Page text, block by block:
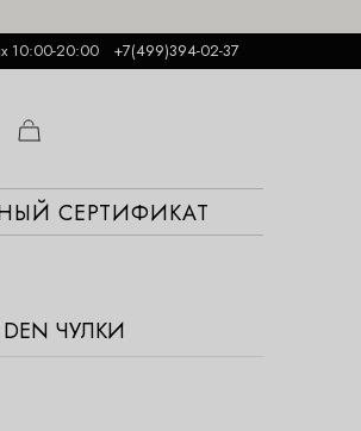
10:00-20:00 +7(499)394-02-37
СЕРТИФИКАТ
DEN ЧУЛКИ